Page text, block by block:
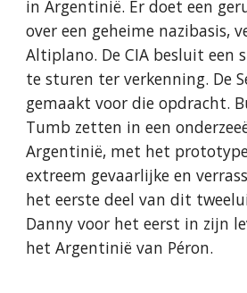
in Argentinië. Er doet een
over een geheime nazibasis,
Altiplano. De CIA besluit een
te sturen ter verkenning. De
gemaakt voor die opdracht.
Tumb zetten in een
Argentinië, met het
extreem gevaarlijke en
het eerste deel van dit
Danny voor het eerst in zijn
het Argentinië van Péron.